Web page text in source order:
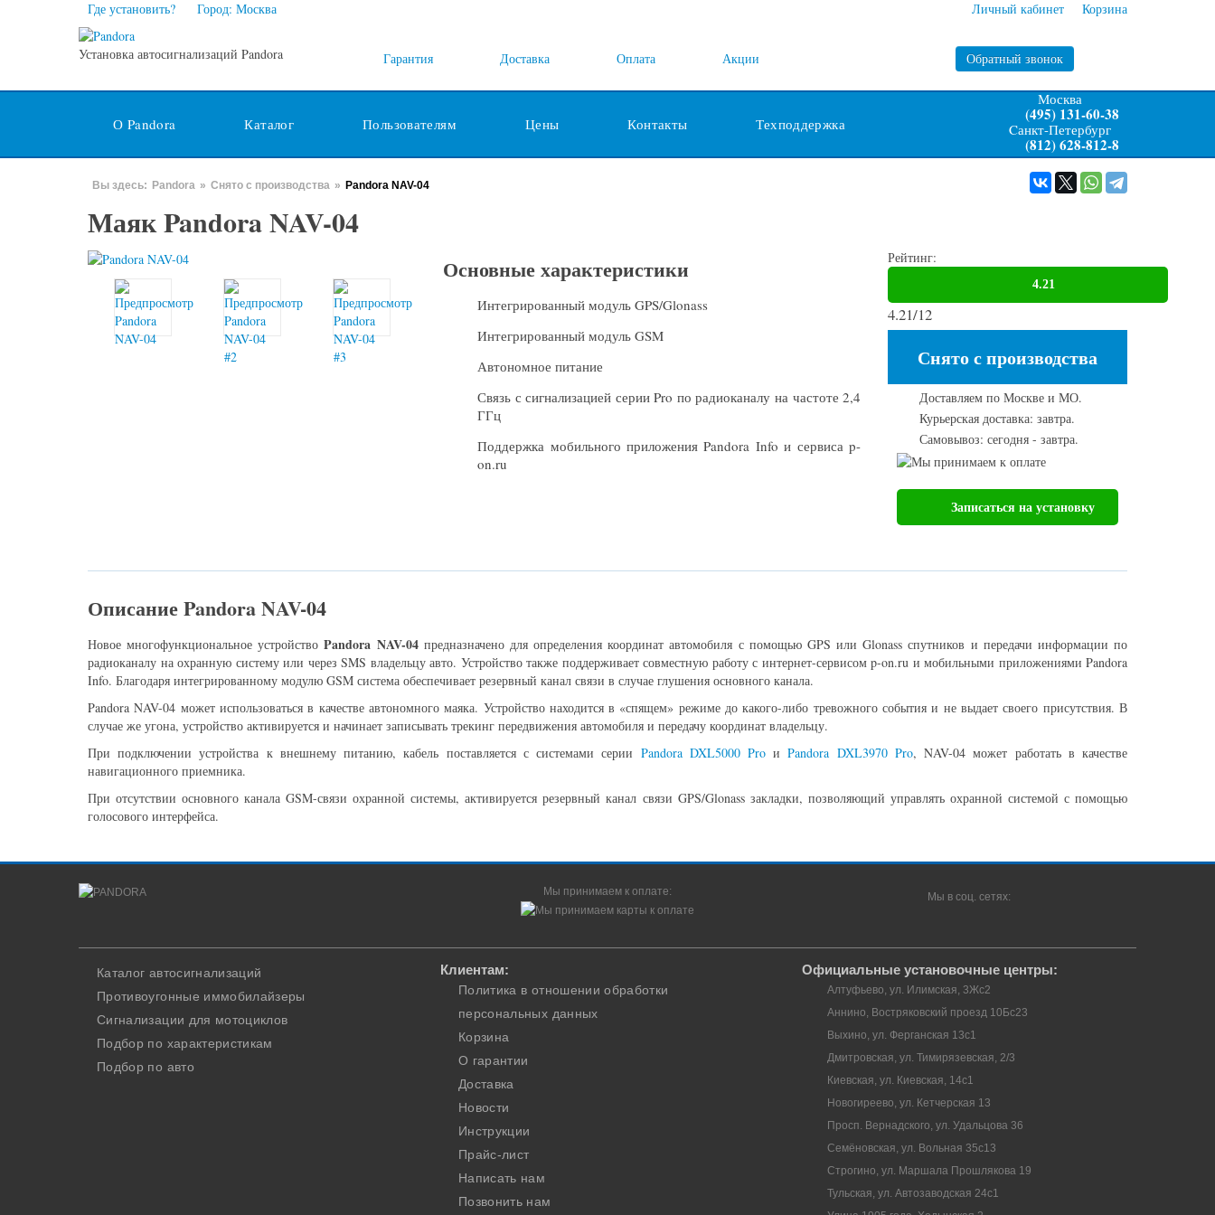
Где установить? Город: Москва Корзина
Личный кабинет
Установка автосигнализаций Pandora Гарантия Доставка Оплата Акции Обратный звонок
О Pandora Каталог Пользователям Цены Контакты Техподдержка
Москва
(495) 131-60-38
Cанкт-Петербург
(812) 628-812-8
Вы здесь: Pandora » Снято с производства » Pandora NAV-04
Маяк Pandora NAV-04
Основные характеристики
Интегрированный модуль GPS/Glonass
Интегрированный модуль GSM
Автономное питание
Связь с сигнализацией серии Pro по радиоканалу на частоте 2,4
ГГц
Поддержка мобильного приложения Pandora Info и сервиса p-
on.ru
Рейтинг:
4.21/12
Снято с производства
Доставляем по Москве и МО.
Курьерская доставка: завтра.
Самовывоз: сегодня - завтра.
Записаться на установку
Описание Pandora NAV-04
Новое многофункциональное устройствоPandora NAV-04предназначено для определения координат автомобиля с помощью GPS или Glonass спутников и передачи информации по
радиоканалу на охранную систему или через SMS владельцу авто. Устройство также поддерживает совместную работу с интернет-сервисом p-on.ru и мобильными приложениями Pandora
Info. Благодаря интегрированному модулю GSM система обеспечивает резервный канал связи в случае глушения основного канала.
Pandora NAV-04 может использоваться в качестве автономного маяка. Устройство находится в «спящем» режиме до какого-либо тревожного события и не выдает своего присутствия. В
случае же угона, устройство активируется и начинает записывать трекинг передвижения автомобиля и передачу координат владельцу.
При подключении устройства к внешнему питанию, кабель поставляется с системами серии Pandora DXL5000 ProиPandora DXL3970 Pro, NAV-04 может работать в качестве
навигационного приемника.
При отсутствии основного канала GSM-связи охранной системы, активируется резервный канал связи GPS/Glonass закладки, позволяющий управлять охранной системой с помощью
голосового интерфейса.
Мы принимаем к оплате: Мы в соц. сетях:
Каталог автосигнализаций
Противоугонные иммобилайзеры
Сигнализации для мотоциклов
Подбор по характеристикам
Подбор по авто
Клиентам:
Политика в отношении обработки
персональных данных
Корзина
О гарантии
Доставка
Новости
Инструкции
Прайс-лист
Написать нам
Позвонить нам
Официальные установочные центры:
Алтуфьево, ул. Илимская, 3Жс2
Аннино, Востряковский проезд 10Бс23
Выхино, ул. Ферганская 13с1
Дмитровская, ул. Тимирязевская, 2/3
Киевская, ул. Киевская, 14с1
Новогиреево, ул. Кетчерская 13
Просп. Вернадского, ул. Удальцова 36
Семёновская, ул. Вольная 35с13
Строгино, ул. Маршала Прошлякова 19
Тульская, ул. Автозаводская 24с1